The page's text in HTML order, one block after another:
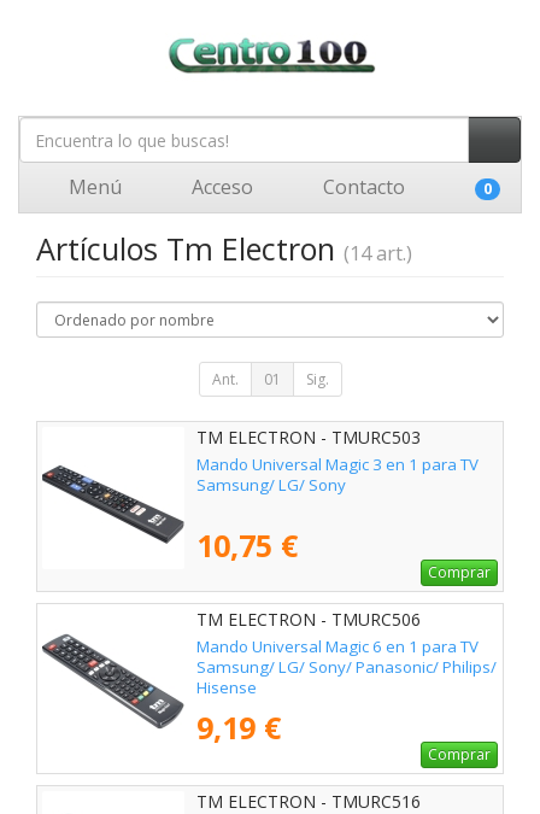
Menú Acceso Contacto 0
Artículos Tm Electron (14 art.)
Ant. 01 Sig.
TM ELECTRON - TMURC503
Mando Universal Magic 3 en 1 para TV
Samsung/ LG/ Sony
10,75 €
Comprar
TM ELECTRON - TMURC506
Mando Universal Magic 6 en 1 para TV
Samsung/ LG/ Sony/ Panasonic/ Philips/
Hisense
9,19 €
Comprar
TM ELECTRON - TMURC516